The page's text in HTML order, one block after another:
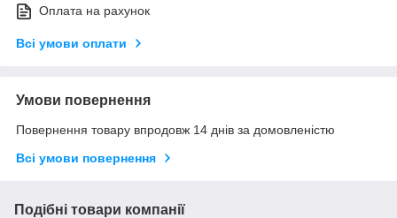
Оплата на рахунок
Всі умови оплати
Умови повернення
Повернення товару впродовж 14 днів за домовленістю
Всі умови повернення
Подібні товари компанії